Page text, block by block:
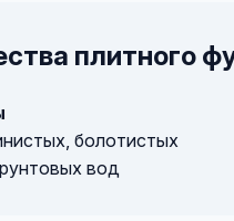
плитного
болотистых
вод